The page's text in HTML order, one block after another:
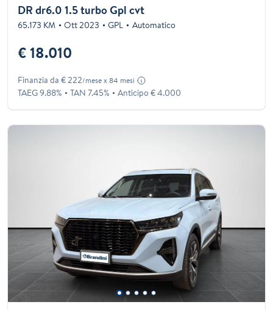
DR dr6.0 1.5 turbo Gpl cvt
65.173 KM Ott 2023 GPL Automatico
€ 18.010
Finanzia da € 222/mese x 84 mesi
TAEG 9.88% TAN 7.45% Anticipo € 4.000